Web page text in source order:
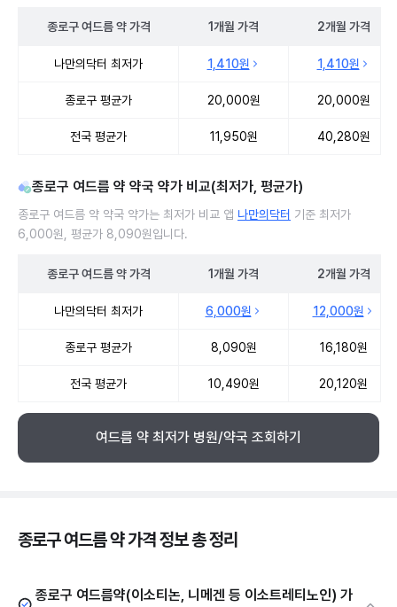
종로구 여드름 약가격 1개월 가격 2개월 가격
나만의닥터 최저가 1,410원 1,410원
종로구 평균가 20,000원 20,000원
전국 평균가 11,950원 40,280원
종로구 여드름 약 약국 약가 비교(최저가, 평균가)
종로구 여드름 약 약국 약가는 최저가 비교 앱 나만의닥터 기준 최저가
6,000원, 평균가 8,090원입니다.
종로구 여드름 약가격 1개월 가격 2개월 가격
나만의닥터 최저가 6,000원 12,000원
종로구 평균가 8,090원 16,180원
전국 평균가 10,490원 20,120원
여드름 약 최저가 병원/약국 조회하기
종로구 여드름 약 가격 정보 총 정리
종로구 여드름약(이소티논, 니메겐 등 이소트레티노인) 가